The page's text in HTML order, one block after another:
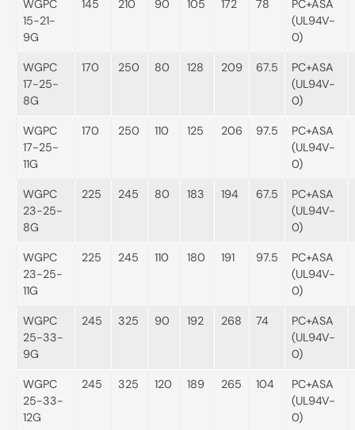
WGPC
15-21-
9G
145 210 90 105 172 78
PC+ASA
(UL94V-
0)
WGPC
17-25-
8G
170 250 80 128 209 67.5
PC+ASA
(UL94V-
0)
WGPC
17-25-
11G
170 250 110 125 206 97.5
PC+ASA
(UL94V-
0)
WGPC
23-25-
8G
225 245 80 183 194 67.5
PC+ASA
(UL94V-
0)
WGPC
23-25-
11G
225 245 110 180 191 97.5
PC+ASA
(UL94V-
0)
WGPC
25-33-
9G
245 325 90 192 268 74
PC+ASA
(UL94V-
0)
WGPC
25-33-
12G
245 325 120 189 265 104
PC+ASA
(UL94V-
0)